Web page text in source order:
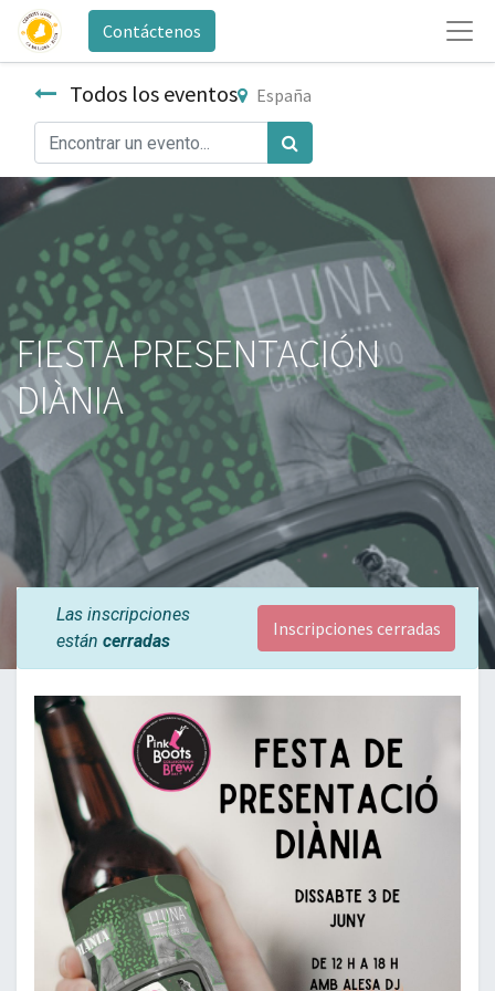
Contáctenos
Todos los eventos España
FIESTA PRESENTACIÓN
DIÀNIA
Las inscripciones
están cerradas
Inscripciones cerradas